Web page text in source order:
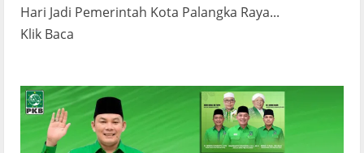
Hari Jadi Pemerintah Kota Palangka Raya...
Klik Baca
Bupati
Mura
Hadiri